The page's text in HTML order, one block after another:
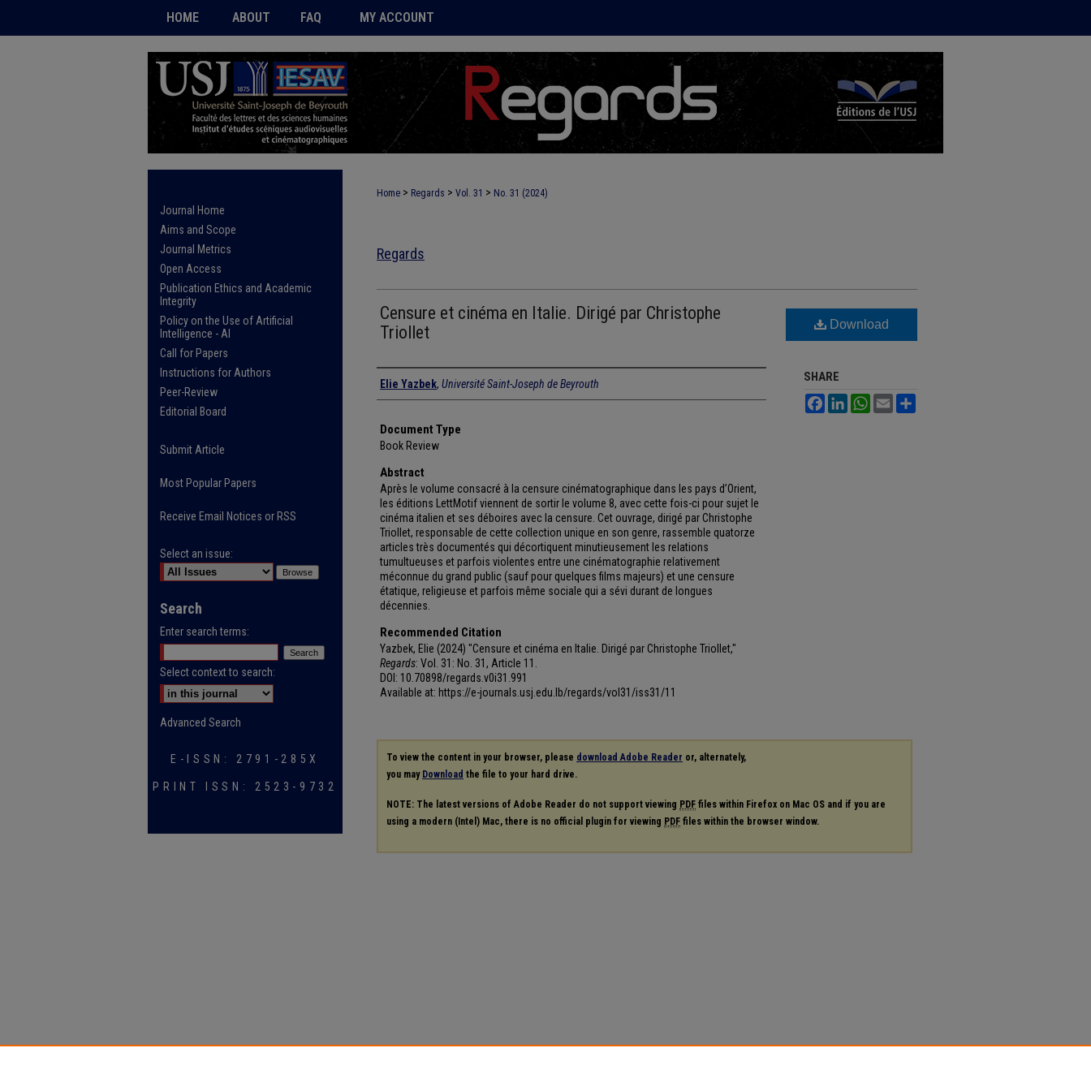
HOME ABOUT FAQ MY ACCOUNT
Home > Regards > Vol. 31 > No. 31 (2024)
Regards
Censure et cinéma en Italie. Dirigé par Christophe
Triollet
Authors
Elie Yazbek, Université Saint-Joseph de Beyrouth
Document Type
Book Review
Abstract
Après le volume consacré à la censure cinématographique dans les pays d’Orient,
les éditions LettMotif viennent de sortir le volume 8, avec cette fois-ci pour sujet le
cinéma italien et ses déboires avec la censure. Cet ouvrage, dirigé par Christophe
Triollet, responsable de cette collection unique en son genre, rassemble quatorze
articles très documentés qui décortiquent minutieusement les relations
tumultueuses et parfois violentes entre une cinématographie relativement
méconnue du grand public (sauf pour quelques films majeurs) et une censure
étatique, religieuse et parfois même sociale qui a sévi durant de longues
décennies.
Recommended Citation
Yazbek, Elie (2024) "Censure et cinéma en Italie. Dirigé par Christophe Triollet,"
Regards: Vol. 31: No. 31, Article 11.
DOI: 10.70898/regards.v0i31.991
Available at: https://e-journals.usj.edu.lb/regards/vol31/iss31/11
Download
SHARE
FacebookLinkedInWhatsApp
Email
To view the content in your browser, please download Adobe Reader or, alternately,
you may Download the file to your hard drive.
NOTE: The latest versions of Adobe Reader do not support viewing PDF files within Firefox on Mac OS and if you are
using a modern (Intel) Mac, there is no official plugin for viewing PDF files within the browser window.
Journal Home
Aims and Scope
Journal Metrics
Open Access
Publication Ethics and Academic
Integrity
Policy on the Use of Artificial
Intelligence - AI
Call for Papers
Instructions for Authors
Peer-Review
Editorial Board
Submit Article
Most Popular Papers
Receive Email Notices or RSS
Select an issue:
Search
Enter search terms:
Select context to search:
Advanced Search
E-ISSN: 2791-285X
PRINT ISSN: 2523-9732